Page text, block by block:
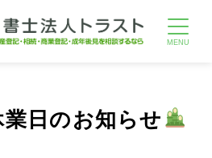
日のお知らせ